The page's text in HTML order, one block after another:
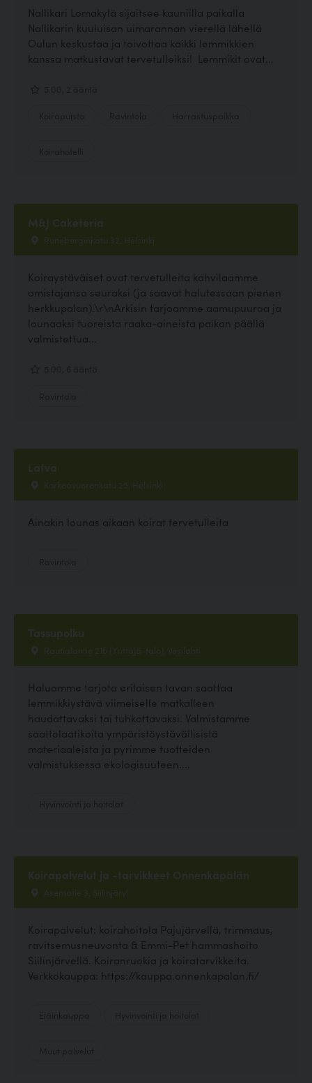
Nallikari Lomakylä sijaitsee kauniilla paikalla
Nallikarin kuuluisan uimarannan vierellä lähellä
Oulun keskustaa ja toivottaa kaikki lemmikkien
kanssa matkustavat tervetulleiksi! Lemmikit ovat...
M&J Caketeria
Runeberginkatu 32, Helsinki
Koiraystäväiset ovat tervetulleita kahvilaamme
omistajansa seuraksi (ja saavat halutessaan pienen
herkkupalan).\r\nArkisin tarjoamme aamupuuroa ja
lounaaksi tuoreista raaka-aineista paikan päällä
valmistettua...
Latva
Korkeavuorenkatu 25, Helsinki
Ainakin lounas aikaan koirat tervetulleita
Tassupolku
Rautialantie 216 (Yrittäjä-talo), Vesilahti
Haluamme tarjota erilaisen tavan saattaa
lemmikkiystävä viimeiselle matkalleen
haudattavaksi tai tuhkattavaksi. Valmistamme
saattolaatikoita ympäristöystävällisistä
materiaaleista ja pyrimme tuotteiden
valmistuksessa ekologisuuteen....
Koirapalvelut ja -tarvikkeet Onnenkäpälän
Asematie 3, Siilinjärvi
Koirapalvelut: koirahoitola Pajujärvellä, trimmaus,
ravitsemusneuvonta & Emmi-Pet hammashoito
Siilinjärvellä. Koiranruokia ja koiratarvikkeita.
Verkkokauppa: https://kauppa.onnenkapalan.fi/